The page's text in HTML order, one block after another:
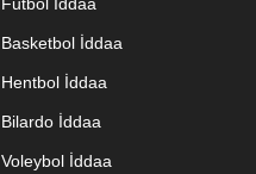
Basketbol İddaa
Hentbol İddaa
Bilardo İddaa
Voleybol İddaa